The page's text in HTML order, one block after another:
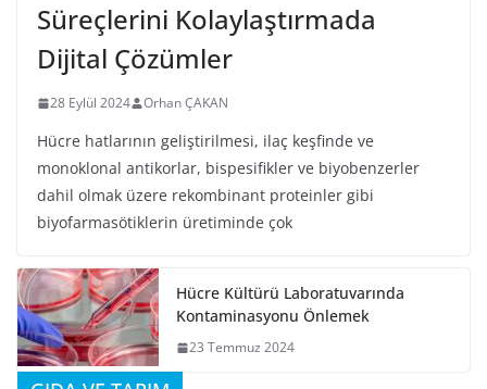
Süreçlerini Kolaylaştırmada
Dijital Çözümler
28 Eylül 2024 Orhan ÇAKAN
Hücre hatlarının geliştirilmesi, ilaç keşfinde ve
monoklonal antikorlar, bispesifikler ve biyobenzerler
dahil olmak üzere rekombinant proteinler gibi
biyofarmasötiklerin üretiminde çok
Hücre Kültürü Laboratuvarında
Kontaminasyonu Önlemek
23 Temmuz 2024